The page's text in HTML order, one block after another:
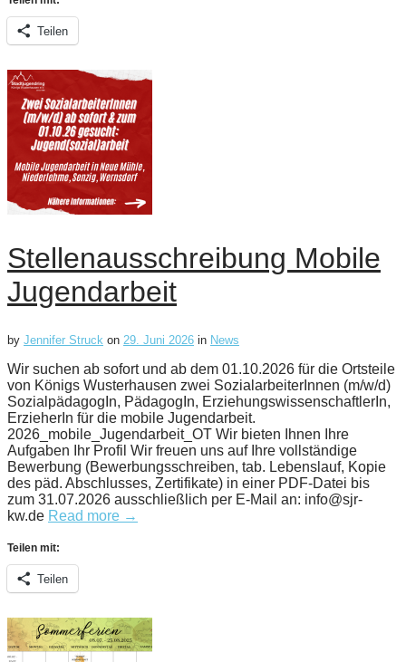
Teilen
Stellenausschreibung Mobile
Jugendarbeit
by Jennifer Struck on 29. Juni 2026 in News
Wir suchen ab sofort und ab dem 01.10.2026 für die Ortsteile
von Königs Wusterhausen zwei SozialarbeiterInnen (m/w/d)
SozialpädagogIn, PädagogIn, ErziehungswissenschaftlerIn,
ErzieherIn für die mobile Jugendarbeit.
2026_mobile_Jugendarbeit_OT Wir bieten Ihnen Ihre
Aufgaben Ihr Profil Wir freuen uns auf Ihre vollständige
Bewerbung (Bewerbungsschreiben, tab. Lebenslauf, Kopie
des päd. Abschlusses, Zertifikate) in einer PDF-Datei bis
zum 31.07.2026 ausschließlich per E-Mail an: info@sjr-
kw.de Read more →
Teilen mit:
Teilen